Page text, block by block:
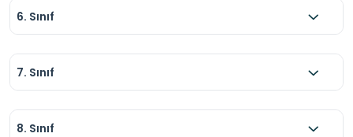
6. Sınıf
7. Sınıf
8. Sınıf